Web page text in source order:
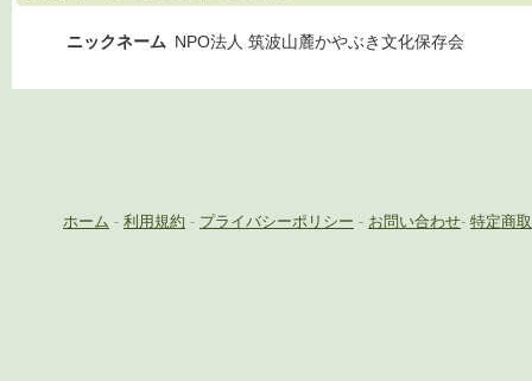
ニックネーム NPO法人 筑波山麓かやぶき文化保存会
ホーム - 利用規約 - プライバシーポリシー - お問い合わせ- 特定商